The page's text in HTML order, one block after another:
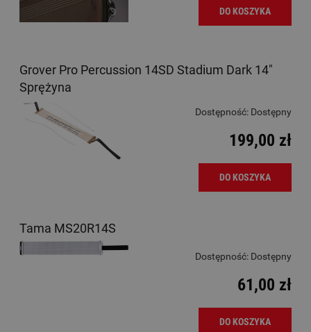
DO KOSZYKA
Grover Pro Percussion 14SD Stadium Dark 14"
Sprężyna
Dostępność: Dostępny
199,00 zł
DO KOSZYKA
Tama MS20R14S
Dostępność: Dostępny
61,00 zł
DO KOSZYKA